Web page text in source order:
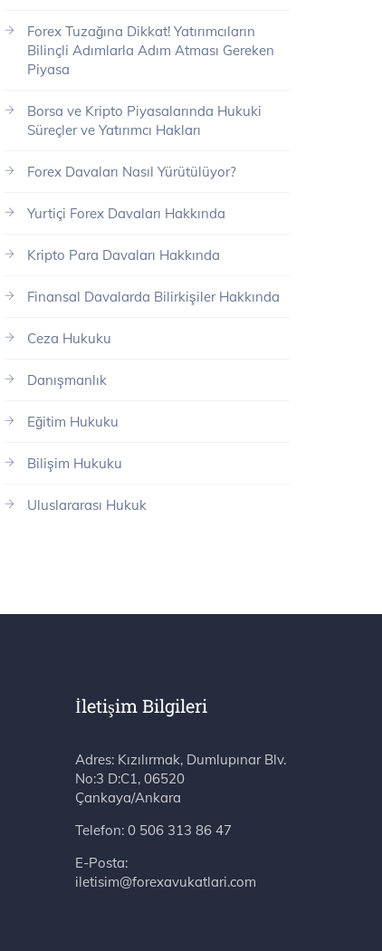
Forex Tuzağına Dikkat! Yatırımcıların
Bilinçli Adımlarla Adım Atması Gereken
Piyasa
Borsa ve Kripto Piyasalarında Hukuki
Süreçler ve Yatırımcı Hakları
Forex Davaları Nasıl Yürütülüyor?
Yurtiçi Forex Davaları Hakkında
Kripto Para Davaları Hakkında
Finansal Davalarda Bilirkişiler Hakkında
Ceza Hukuku
Danışmanlık
Eğitim Hukuku
Bilişim Hukuku
Uluslararası Hukuk
İletişim Bilgileri
Adres: Kızılırmak, Dumlupınar Blv. No:3 D:C1, 06520 Çankaya/Ankara
Telefon:0 506 313 86 47
E-Posta:
iletisim@forexavukatlari.com